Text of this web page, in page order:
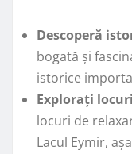
Descoperă
bogată și
istorice
Explorați
locuri de
Lacul Eymir,